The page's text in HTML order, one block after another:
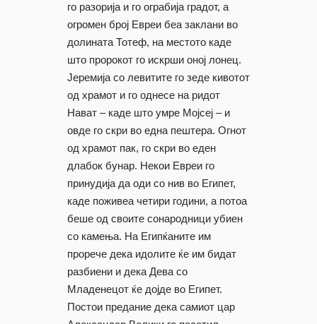
го разорија и го ограбија градот, а
огромен број Евреи беа заклани во
долината Тотеф, на местото каде
што пророкот го искрши оној лонец.
Јеремија со левитите го зеде кивотот
од храмот и го однесе на ридот
Нават – каде што умре Мојсеј – и
овде го скри во една пештера. Огнот
од храмот пак, го скри во еден
длабок бунар. Некои Евреи го
принудија да оди со нив во Египет,
каде поживеа четири години, а потоа
беше од своите сонародници убиен
со камења. На Египќаните им
прорече дека идолите ќе им бидат
разбиени и дека Дева со
Младенецот ќе дојде во Египет.
Постои предание дека самиот цар